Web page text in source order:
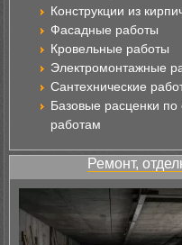
Конструкции из
Фасадные работы
Кровельные работы
Электромонтажные
Сантехнические
Базовые расценки по
работам
Ремонт,